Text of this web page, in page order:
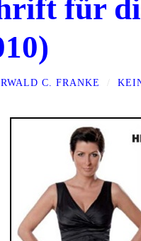
für
C. FRANKE